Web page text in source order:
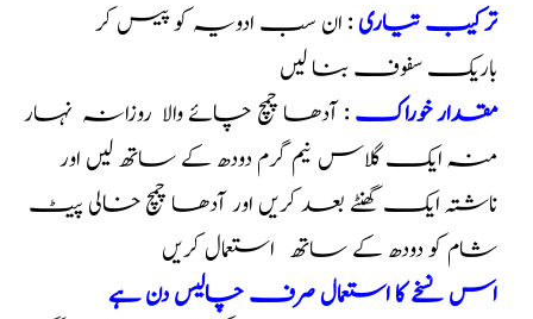
ترکیب تیاری: ان سب ادویہ کو پیس کر
باریک سفوف بنا لیں
مقدار خوراک: آدھا چمچ چائے والا روزانہ نہار
منہ ایک گلاس نیم گرم دودھ کے ساتھ لیں اور
ناشتہ ایک گھنٹے بعد کریں اور آدھا چمچ خالی پیٹ
شام کو دودھ کے ساتھ استعمال کریں
اس نسخے کا استعمال صرف چالیس دن ہے